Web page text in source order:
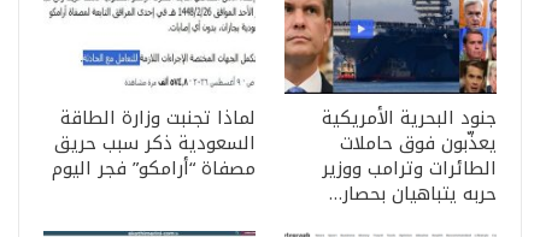
جنود البحرية الأمريكية
يعذّبون فوق حاملات
الطائرات وترامب ووزير
حربه يتباهيان بحصار…
لماذا تجنبت وزارة الطاقة
السعودية ذكر سبب حريق
مصفاة “أرامكو” فجر اليوم